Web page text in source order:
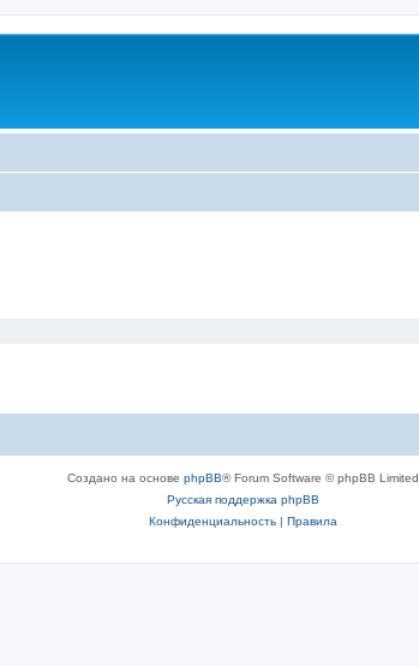
Создано на основе phpBB® Forum Software © phpBB Limited
Русская поддержка phpBB
Конфиденциальность| Правила